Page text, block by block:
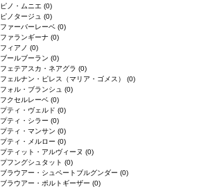
ピノ・ムニエ (0)
ピノタージュ (0)
ファーバーレーベ (0)
ファランギーナ (0)
フィアノ (0)
ブールブーラン (0)
フェテアスカ・ネアグラ (0)
フェルナン・ピレス（マリア・ゴメス） (0)
フォル・ブランシュ (0)
フクセルレーベ (0)
プティ・ヴェルド (0)
プティ・シラー (0)
プティ・マンサン (0)
プティ・メルロー (0)
プティット・アルヴィーヌ (0)
プフングシュタット (0)
ブラウアー・シュペートブルグンダー (0)
ブラウアー・ポルトギーザー (0)